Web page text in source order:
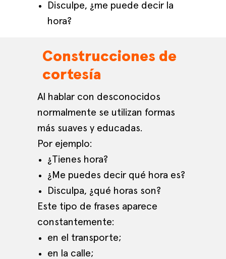
Disculpe, ¿me puede decir la
hora?
Construcciones de
cortesía
Al hablar con desconocidos
normalmente se utilizan formas
más suaves y educadas.
Por ejemplo:
¿Tienes hora?
¿Me puedes decir qué hora es?
Disculpa, ¿qué horas son?
Este tipo de frases aparece
constantemente:
en el transporte;
en la calle;